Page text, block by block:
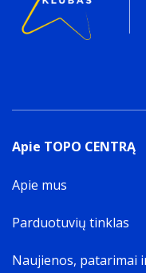
Apie TOPO CENTRĄ
Apie mus
Parduotuvių tinklas
Naujienos, patarimai